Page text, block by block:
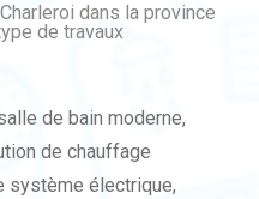
dans la province
de travaux
de bain moderne,
de chauffage
système électrique,